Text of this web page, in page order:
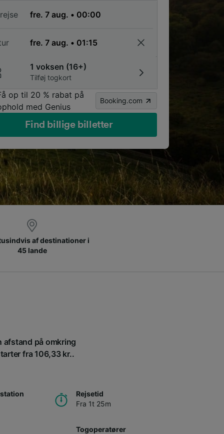
1 voksen (16+)
Tilføj togkort
op til 20 % rabat på
med Genius
Booking.com
Find billige billetter
af destinationer i
45 lande
afstand på omkring
fra 106,33 kr..
Rejsetid
Fra 1t 25m
Togoperatører